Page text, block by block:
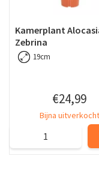
Kamerplant
Zebrina
19cm
€24,99
Bijna uitverkocht